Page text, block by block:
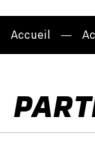
Accueil